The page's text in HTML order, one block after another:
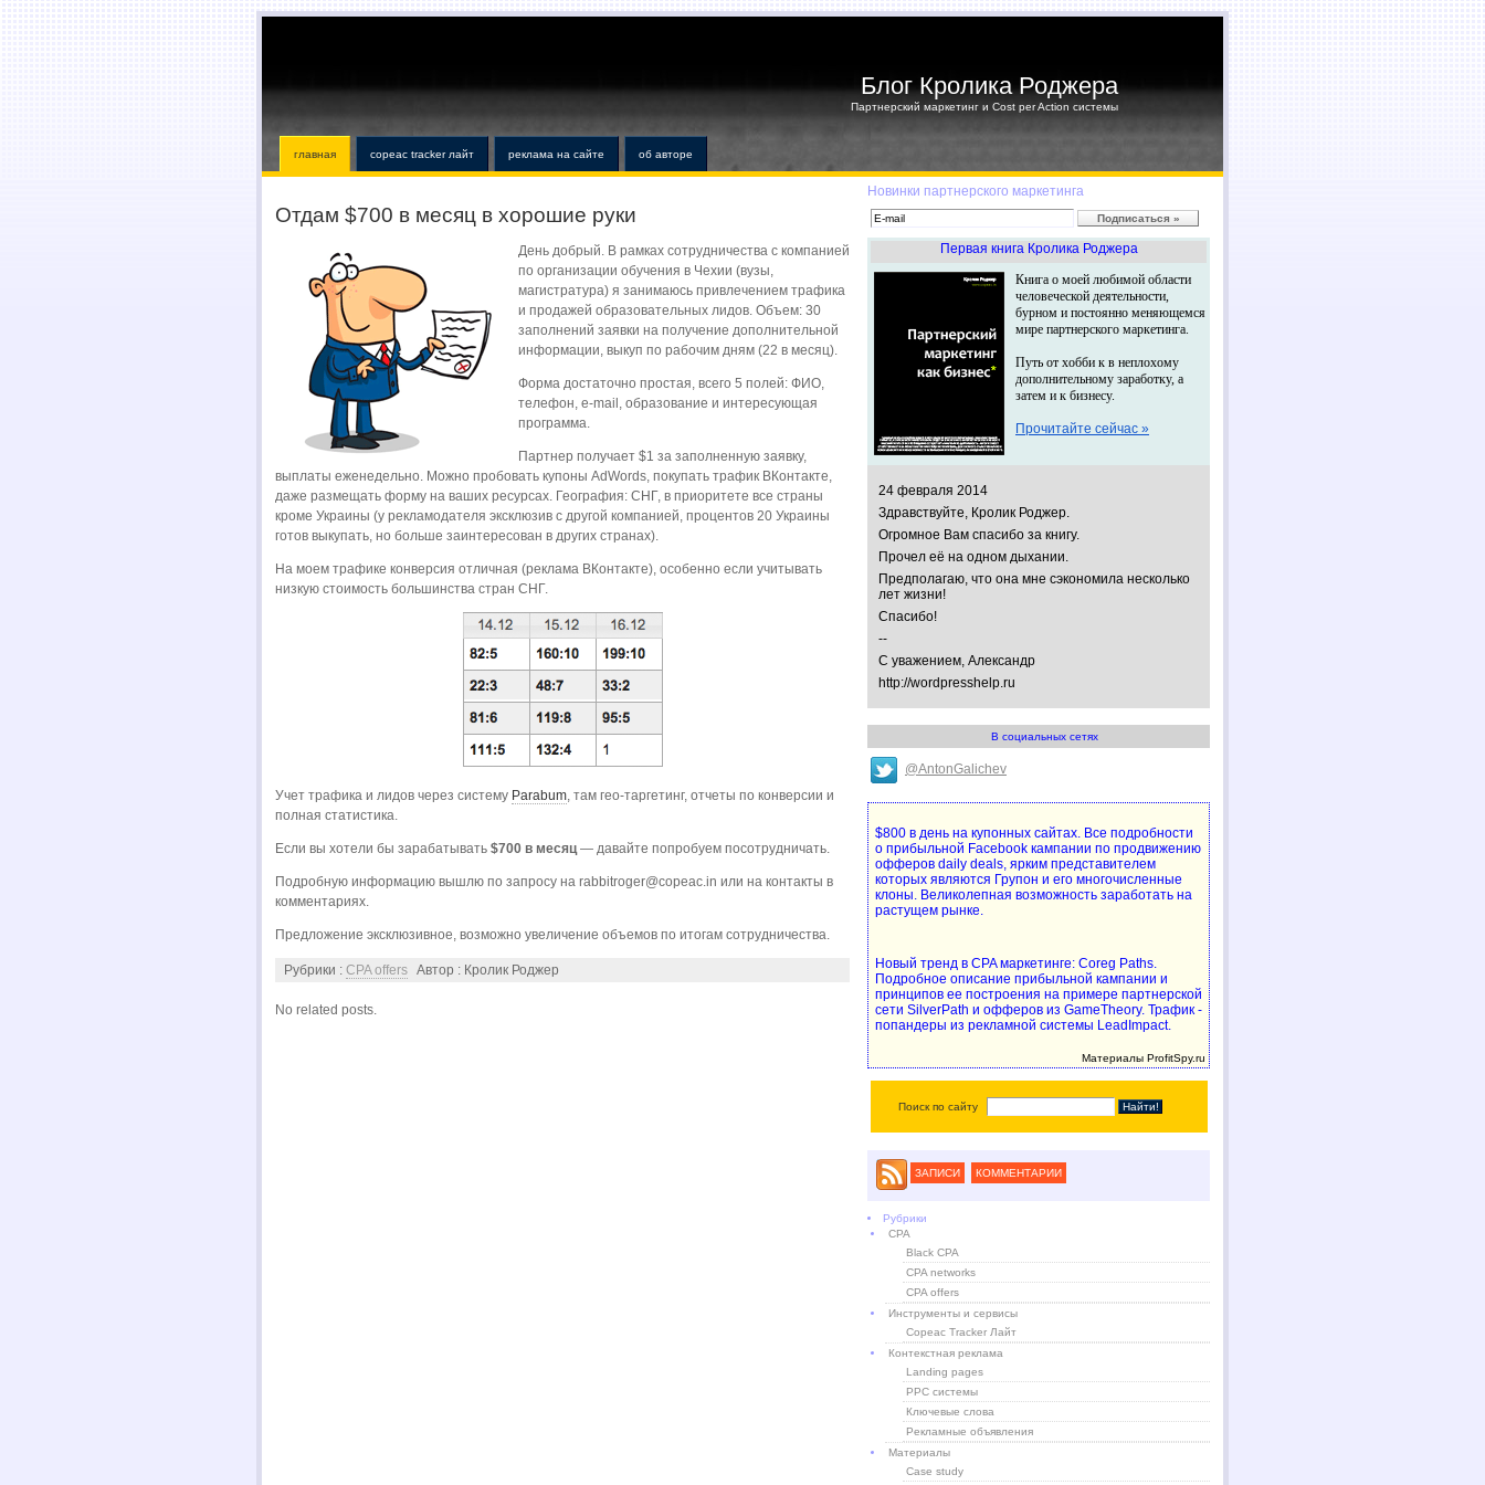
Блог Кролика Роджера
Партнерский маркетинг и Cost per Action системы
главная copeac tracker лайт реклама на сайте об авторе
Отдам $700 в месяц в хорошие руки
День добрый. В рамках сотрудничества с компанией
по организации обучения в Чехии (вузы,
магистратура) я занимаюсь привлечением трафика
и продажей образовательных лидов. Объем: 30
заполнений заявки на получение дополнительной
информации, выкуп по рабочим дням (22 в месяц).
Форма достаточно простая, всего 5 полей: ФИО,
телефон, e-mail, образование и интересующая
программа.
Партнер получает $1 за заполненную заявку,
выплаты еженедельно. Можно пробовать купоны AdWords, покупать трафик ВКонтакте,
даже размещать форму на ваших ресурсах. География: СНГ, в приоритете все страны
кроме Украины (у рекламодателя эксклюзив с другой компанией, процентов 20 Украины
готов выкупать, но больше заинтересован в других странах).
На моем трафике конверсия отличная (реклама ВКонтакте), особенно если учитывать
низкую стоимость большинства стран СНГ.
Учет трафика и лидов через систему Parabum, там гео-таргетинг, отчеты по конверсии и
полная статистика.
Если вы хотели бы зарабатывать $700 в месяц— давайте попробуем посотрудничать.
Подробную информацию вышлю по запросу на rabbitroger@copeac.in или на контакты в
комментариях.
Предложение эксклюзивное, возможно увеличение объемов по итогам сотрудничества.
Рубрики : CPA offers Автор : Кролик Роджер
No related posts.
Новинки партнерского маркетинга
Первая книга Кролика Роджера
Книга о моей любимой области
человеческой деятельности,
бурном и постоянно меняющемся
мире партнерского маркетинга.
Путь от хобби к в неплохому
дополнительному заработку, а
затем и к бизнесу.
Прочитайте сейчас »
24 февраля 2014
Здравствуйте, Кролик Роджер.
Огромное Вам спасибо за книгу.
Прочел её на одном дыхании.
Предполагаю, что она мне сэкономила несколько
лет жизни!
Спасибо!
--
С уважением, Александр
http://wordpresshelp.ru
В социальных сетях
@AntonGalichev
$800 в день на купонных сайтах. Все подробности
о прибыльной Facebook кампании по продвижению
офферов daily deals, ярким представителем
которых являются Групон и его многочисленные
клоны. Великолепная возможность заработать на
растущем рынке.
Новый тренд в CPA маркетинге: Coreg Paths.
Подробное описание прибыльной кампании и
принципов ее построения на примере партнерской
сети SilverPath и офферов из GameTheory. Трафик -
попандеры из рекламной системы LeadImpact.
Материалы ProfitSpy.ru
Поиск по сайту
ЗАПИСИ КОММЕНТАРИИ
Рубрики
CPA
Black CPA
CPA networks
CPA offers
Инструменты и сервисы
Copeac Tracker Лайт
Контекстная реклама
Landing pages
PPC системы
Ключевые слова
Рекламные объявления
Материалы
Case study